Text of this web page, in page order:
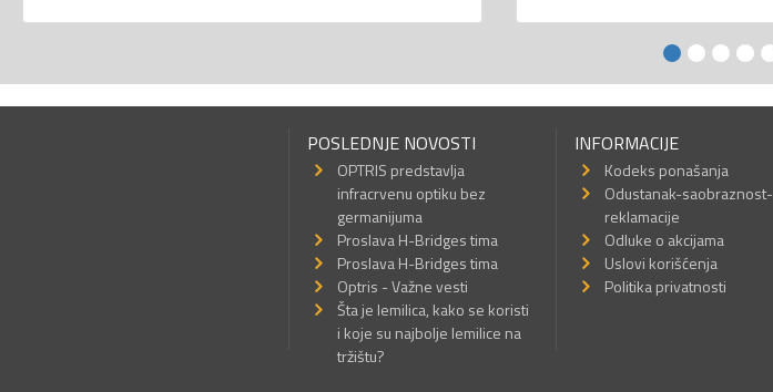
POSLEDNJE NOVOSTI
OPTRIS predstavlja
infracrvenu optiku bez
germanijuma
Proslava H-Bridges tima
Proslava H-Bridges tima
Optris - Važne vesti
Šta je lemilica, kako se koristi
i koje su najbolje lemilice na
tržištu?
INFORMACIJE
Kodeks ponašanja
Odustanak-saobraznost-
reklamacije
Odluke o akcijama
Uslovi korišćenja
Politika privatnosti